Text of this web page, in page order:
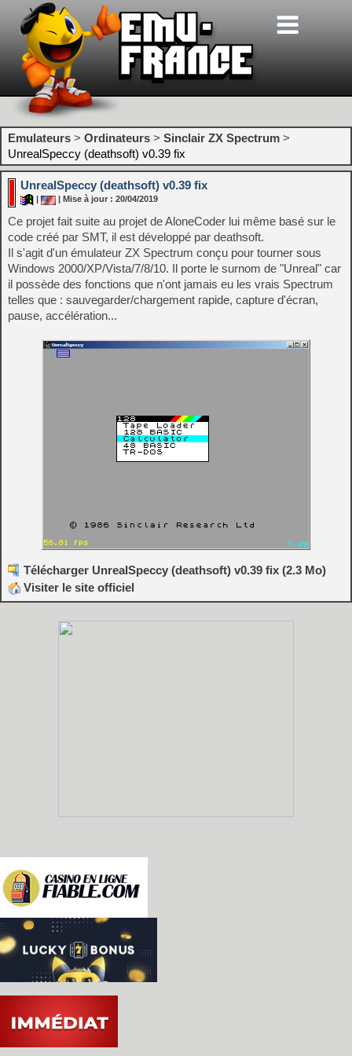
Emulateurs > Ordinateurs > Sinclair ZX Spectrum >
UnrealSpeccy (deathsoft) v0.39 fix
UnrealSpeccy (deathsoft) v0.39 fix
| Mise à jour : 20/04/2019
Ce projet fait suite au projet de AloneCoder lui même basé sur le
code créé par SMT, il est développé par deathsoft.
Il s'agit d'un émulateur ZX Spectrum conçu pour tourner sous
Windows 2000/XP/Vista/7/8/10. Il porte le surnom de "Unreal" car
il possède des fonctions que n'ont jamais eu les vrais Spectrum
telles que : sauvegarder/chargement rapide, capture d'écran,
pause, accélération...
Télécharger UnrealSpeccy (deathsoft) v0.39 fix (2.3 Mo)
Visiter le site officiel